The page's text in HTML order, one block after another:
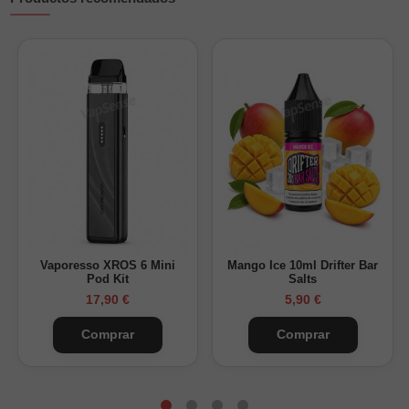
dulce con un marcado toque de cereza y buena autonomía.
Vaporesso XROS 6 Mini
Pod Kit
17,90 €
Comprar
Mango Ice 10ml Drifter Bar
Salts
5,90 €
Comprar